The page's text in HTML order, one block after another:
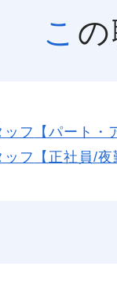
こ
ッフ
【パート・
ッフ
【正社員/夜